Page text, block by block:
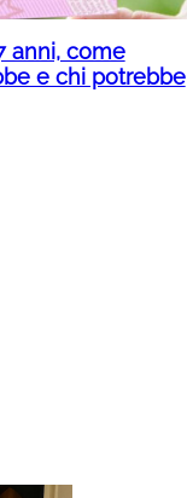
anni, come
e chi potrebbe